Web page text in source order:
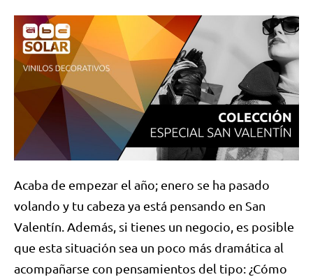
Acaba de empezar el año; enero se ha pasado
volando y tu cabeza ya está pensando en San
Valentín. Además, si tienes un negocio, es posible
que esta situación sea un poco más dramática al
acompañarse con pensamientos del tipo: ¿Cómo